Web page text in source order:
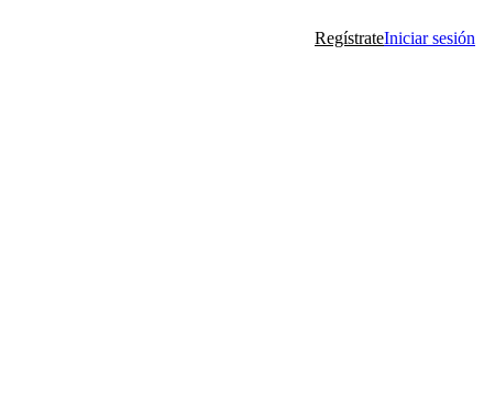
RegístrateIniciar sesión